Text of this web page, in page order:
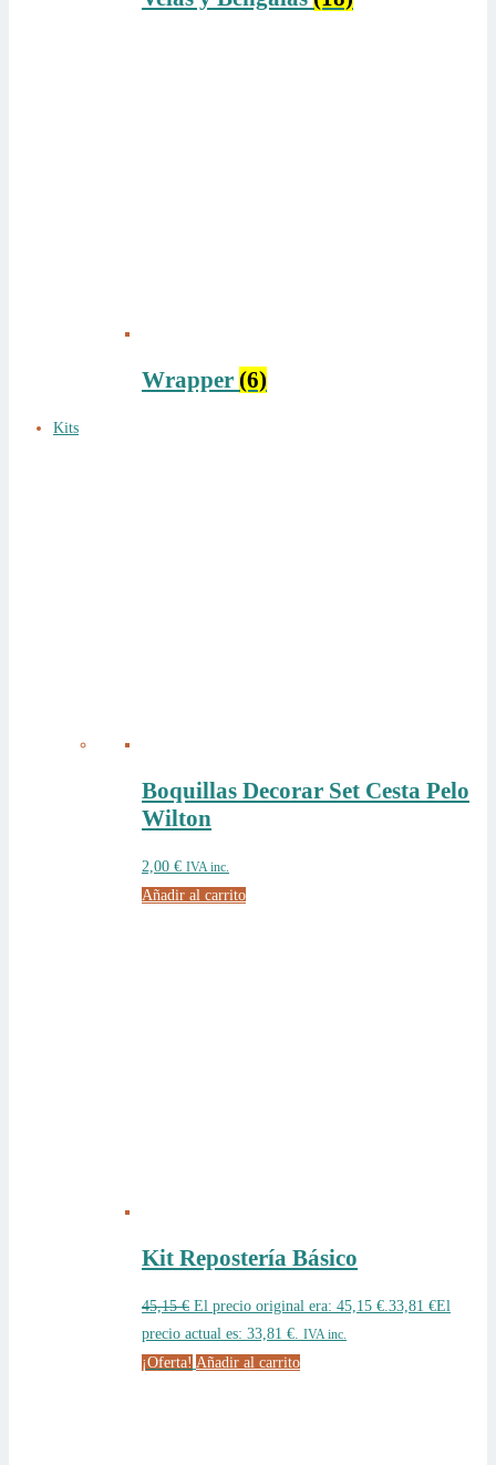
Wrapper (6)
Kits
Boquillas Decorar Set Cesta Pelo
Wilton
2,00 € IVA inc.
Añadir al carrito
Kit Repostería Básico
45,15€ El precio original era: 45,15 €. 33,81 €El
precio actual es: 33,81 €.
IVA inc.
¡Oferta! Añadir al carrito